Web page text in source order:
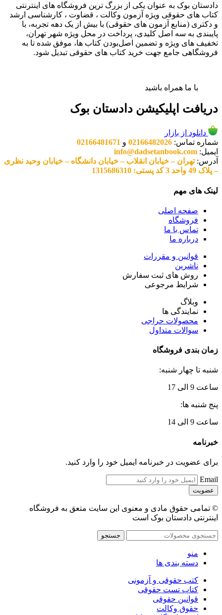
دادستان بوک به عنوان یکی از بزرگ ترین فروشگاه های اینترنتی
کتاب های حقوقی ویژه آزمون وکالت ، قضاوت ، کارشناسی ارشد
و دکتری (منابع آزمون های حقوقی) با بیش از یک دهه تجربه، با
پایبندی به سه اصل کلیدی، پرداخت در محل ویژه شهر تهران،
تخفیف های ویژه و تضمین اصل‌بودن کتاب ها، موفق شده تا به
فروشگاهی جامع جهت خرید کتاب های حقوقی تبدیل شود.
با ما همراه باشید
دریافت اپلیکیشن دادستان بوک
دانلود از بازار
شماره تماس: 02166482026 و 02166481671
ایمیل: info@dadsetanbook.com
آدرس:تهران – خیابان انقلاب – خیابان دانشگاه – خیابان وحید نظری
– پلاک 49 واحد 3 کد پستی: 1315686310
لینک های مهم
صفحه اصلی
فروشگاه
تماس با ما
درباره ما
قوانین و مقررات
ناشرین
روش های ثبت سفارش
شرایط مرجوعی
وبلاگ
نمایندگی ها
محصولات حراجی
سوالات متداول
زمان بندی فروشگاه
شنبه تا چهار شنبه:
ساعت 9 الی 17
پنج شنبه ها:
ساعت 9 الی 14
خبرنامه
برای عضویت در خبرنامه ایمیل خود را وارد کنید.
Email
© تمامی حقوق مادی و معنوی این سایت متعق به فروشگاه
اینترنتی دادستان بوک است
جستجو
منو
دسته بندی ها
کتب حقوقی و آزمونی
کتاب تست حقوقی
قوانین حقوقی
حقوق وکالت